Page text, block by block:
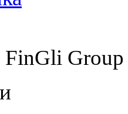
FinGli Group